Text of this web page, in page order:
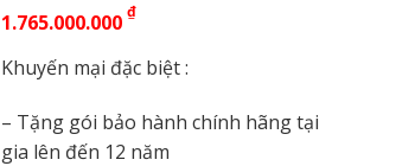
1.765.000.000 ₫
Khuyến mại đặc biệt :
– Tặng gói bảo hành chính hãng tại
gia lên đến 12 năm